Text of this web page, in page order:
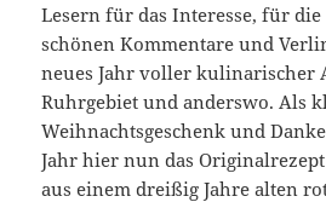
Lesern für das Interesse, für die
schönen Kommentare und
neues Jahr voller kulinarischer
Ruhrgebiet und anderswo. Als
Weihnachtsgeschenk und
Jahr hier nun das
aus einem dreißig Jahre alten